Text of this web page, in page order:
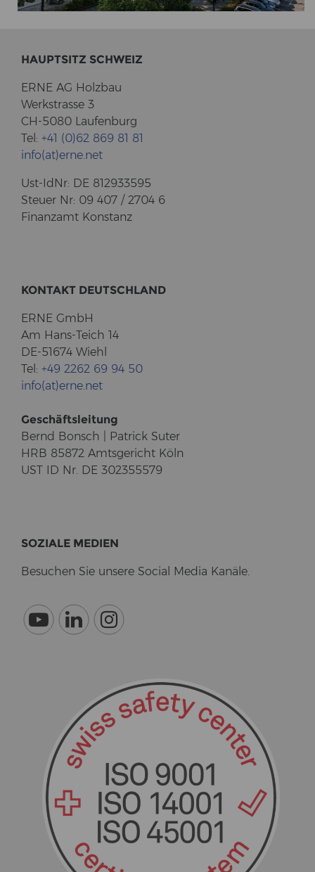
HAUPT­SITZ SCHWEIZ
ERNE AG Holz­bau
Werk­stras­se 3
CH-5080 Lau­fen­burg
Tel: +41 (0)62 869 81 81
info(at)erne.net
Ust-​IdNr: DE 812933595
Steu­er Nr: 09 407 / 2704 6
Fi­nanz­amt Kon­stanz
KON­TAKT DEUTSCH­LAND
ERNE GmbH
Am Hans-​Teich 14
DE-51674 Wiehl
Tel: +49 2262 69 94 50
info(at)erne.net
Ge­schäfts­lei­tung
Bernd Bonsch | Pa­trick Suter
HRB 85872 Amts­ge­richt Köln
UST ID Nr. DE 302355579
SO­ZIA­LE ME­DI­EN
Be­su­chen Sie un­se­re So­cial Media Ka­nä­le.